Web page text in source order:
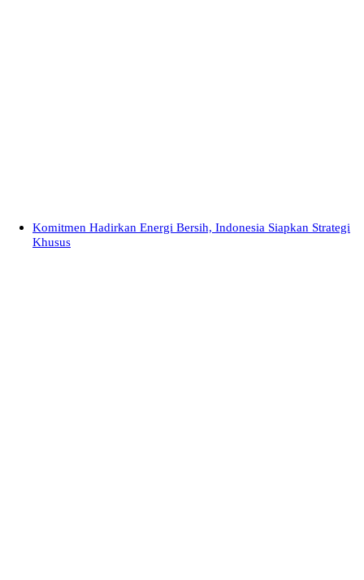
Komitmen Hadirkan Energi Bersih, Indonesia Siapkan Strategi
Khusus